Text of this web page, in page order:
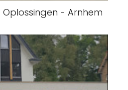
Oplossingen - Arnhem